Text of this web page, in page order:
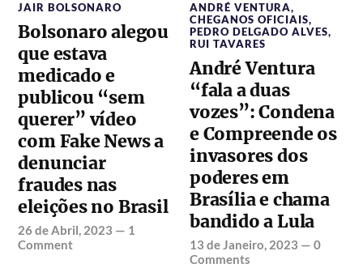
JAIR BOLSONARO
Bolsonaro alegou
que estava
medicado e
publicou “sem
querer” vídeo
com Fake News a
denunciar
fraudes nas
eleições no Brasil
26 de Abril, 2023 — 1
Comment
ANDRÉ VENTURA,
CHEGANOS OFICIAIS,
PEDRO DELGADO ALVES,
RUI TAVARES
André Ventura
“fala a duas
vozes”: Condena
e Compreende os
invasores dos
poderes em
Brasília e chama
bandido a Lula
13 de Janeiro, 2023 —0
Comments